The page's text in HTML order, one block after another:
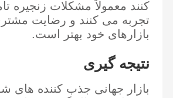
کنند معمولاً مشکلات زنجیره
تجربه می کنند و رضایت
بازارهای خود بهتر است.
نتیجه گیری
بازار جهانی جذب کننده های